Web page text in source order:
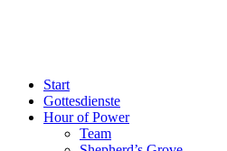
Start
Gottesdienste
Hour of Power
Team